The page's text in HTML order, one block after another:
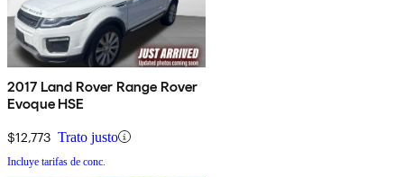
2017 Land Rover Range Rover
Evoque HSE
$12,773 Trato justo
Incluye tarifas de conc.